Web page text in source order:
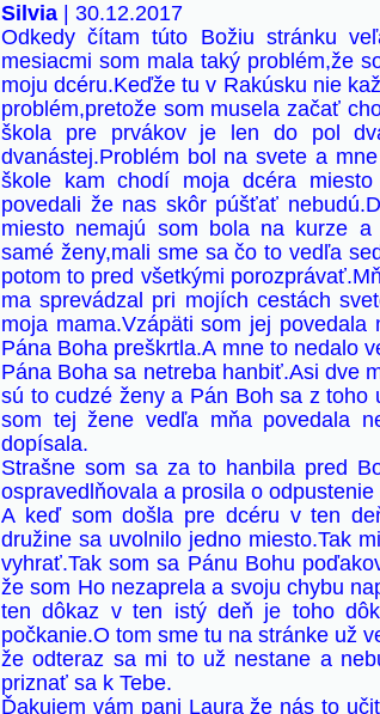
Silvia | 30.12.2017
Odkedy čítam túto Božiu stránku
mesiacmi som mala taký problém,že
moju dcéru.Keďže tu v Rakúsku nie
problém,pretože som musela začať
škola pre prvákov je len do pol
dvanástej.Problém bol na svete a
škole kam chodí moja dcéra
povedali že nas skôr púšťať
miesto nemajú som bola na kurze
samé ženy,mali sme sa čo to vedľa
potom to pred všetkými
ma sprevádzal pri mojích cestách
moja mama.Vzápäti som jej
Pána Boha preškrtla.A mne to nedalo
Pána Boha sa netreba hanbiť.Asi dve
sú to cudzé ženy a Pán Boh sa z
som tej žene vedľa mňa povedala
dopísala.
Strašne som sa za to hanbila pred
ospravedlňovala a prosila o
A keď som došla pre dcéru v ten
družine sa uvolnilo jedno miesto.Tak
vyhrať.Tak som sa Pánu Bohu
že som Ho nezaprela a svoju chybu
ten dôkaz v ten istý deň je toho
počkanie.O tom sme tu na stránke už
že odteraz sa mi to už nestane a
priznať sa k Tebe.
Ďakujem vám pani Laura že nás to